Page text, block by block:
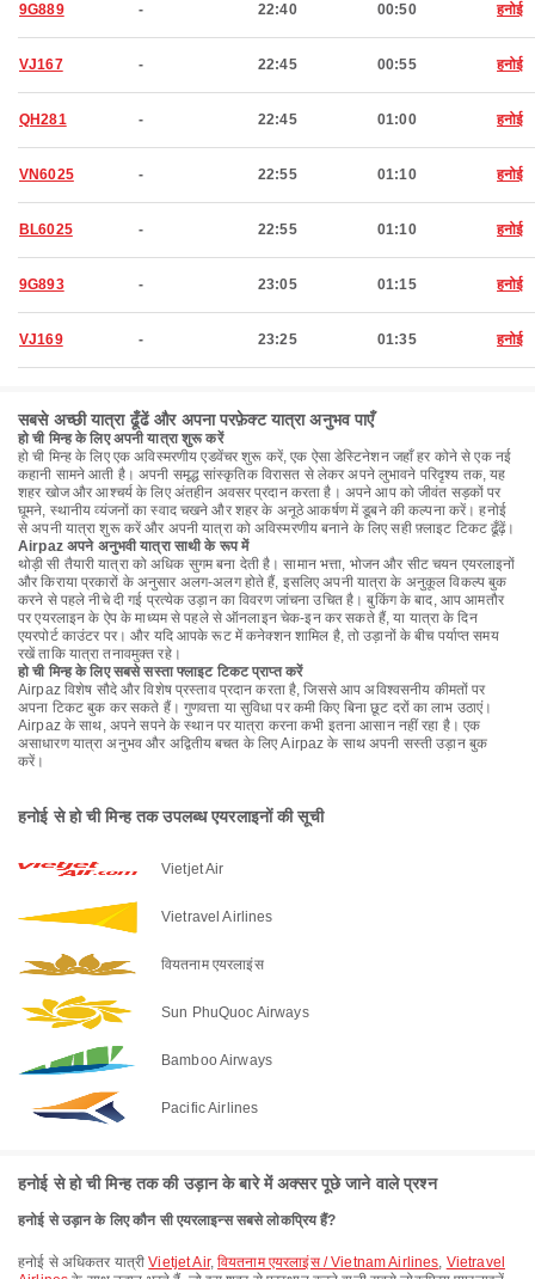
9G889 - 22:40 00:50 हनोई
VJ167 - 22:45 00:55 हनोई
QH281 - 22:45 01:00 हनोई
VN6025 - 22:55 01:10 हनोई
BL6025 - 22:55 01:10 हनोई
9G893 - 23:05 01:15 हनोई
VJ169 - 23:25 01:35 हनोई
सबसे अच्छी यात्रा ढूँढें और अपना परफ़ेक्ट यात्रा अनुभव पाएँ
हो ची मिन्ह के लिए अपनी यात्रा शुरू करें
हो ची मिन्ह के लिए एक अविस्मरणीय एडवेंचर शुरू करें, एक ऐसा डेस्टिनेशन जहाँ हर कोने से एक नई
कहानी सामने आती है। अपनी समृद्ध सांस्कृतिक विरासत से लेकर अपने लुभावने परिदृश्य तक, यह
शहर खोज और आश्चर्य के लिए अंतहीन अवसर प्रदान करता है। अपने आप को जीवंत सड़कों पर
घूमने, स्थानीय व्यंजनों का स्वाद चखने और शहर के अनूठे आकर्षण में डूबने की कल्पना करें। हनोई
से अपनी यात्रा शुरू करें और अपनी यात्रा को अविस्मरणीय बनाने के लिए सही फ़्लाइट टिकट ढूँढ़ें।
Airpaz अपने अनुभवी यात्रा साथी के रूप में
थोड़ी सी तैयारी यात्रा को अधिक सुगम बना देती है। सामान भत्ता, भोजन और सीट चयन एयरलाइनों
और किराया प्रकारों के अनुसार अलग-अलग होते हैं, इसलिए अपनी यात्रा के अनुकूल विकल्प बुक
करने से पहले नीचे दी गई प्रत्येक उड़ान का विवरण जांचना उचित है। बुकिंग के बाद, आप आमतौर
पर एयरलाइन के ऐप के माध्यम से पहले से ऑनलाइन चेक-इन कर सकते हैं, या यात्रा के दिन
एयरपोर्ट काउंटर पर। और यदि आपके रूट में कनेक्शन शामिल है, तो उड़ानों के बीच पर्याप्त समय
रखें ताकि यात्रा तनावमुक्त रहे।
हो ची मिन्ह के लिए सबसे सस्ता फ्लाइट टिकट प्राप्त करें
Airpaz विशेष सौदे और विशेष प्रस्ताव प्रदान करता है, जिससे आप अविश्वसनीय कीमतों पर
अपना टिकट बुक कर सकते हैं। गुणवत्ता या सुविधा पर कमी किए बिना छूट दरों का लाभ उठाएं।
Airpaz के साथ, अपने सपने के स्थान पर यात्रा करना कभी इतना आसान नहीं रहा है। एक
असाधारण यात्रा अनुभव और अद्वितीय बचत के लिए Airpaz के साथ अपनी सस्ती उड़ान बुक
करें।
हनोई से हो ची मिन्ह तक उपलब्ध एयरलाइनों की सूची
Vietjet Air
Vietravel Airlines
वियतनाम एयरलाइंस
Sun PhuQuoc Airways
Bamboo Airways
Pacific Airlines
हनोई से हो ची मिन्ह तक की उड़ान के बारे में अक्सर पूछे जाने वाले प्रश्न
हनोई से उड़ान के लिए कौन सी एयरलाइन्स सबसे लोकप्रिय हैं?
हनोई से अधिकतर यात्रीVietjet Air,वियतनाम एयरलाइंस / Vietnam Airlines, Vietravel